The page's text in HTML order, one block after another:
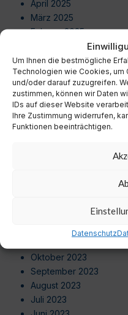
Um Ihnen die bestmögliche
Technologien wie Cookies, um
und/oder darauf zuzugreifen.
zustimmen, können wir Daten
IDs auf dieser Website
Ihre Zustimmung widerrufen,
Funktionen beeinträchtigen.
Datenschutz
April 2025
März 2025
Februar 2025
Dezember 2024
November 2024
Oktober 2024
September 2024
August 2024
Juli 2024
Dezember 2023
Oktober 2023
September 2023
August 2023
Juli 2023